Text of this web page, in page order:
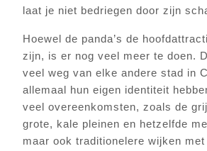
laat je niet bedriegen door zijn
Hoewel de panda’s de
zijn, is er nog veel meer te doen.
veel weg van elke andere stad in
allemaal hun eigen identiteit
veel overeenkomsten, zoals de
grote, kale pleinen en hetzelfde
maar ook traditionelere wijken